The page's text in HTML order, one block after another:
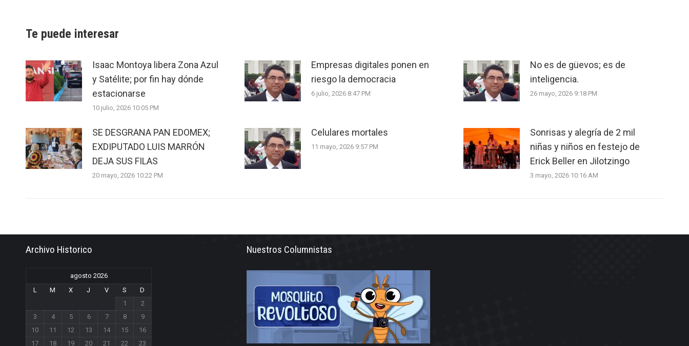
Te puede interesar
Isaac Montoya libera Zona Azul
y Satélite; por fin hay dónde
estacionarse
10 julio, 2026 10:05 PM
Empresas digitales ponen en
riesgo la democracia
6 julio, 2026 8:47 PM
No es de güevos; es de
inteligencia.
26 mayo, 2026 9:18 PM
SE DESGRANA PAN EDOMEX;
EXDIPUTADO LUIS MARRÓN
DEJA SUS FILAS
20 mayo, 2026 10:22 PM
Celulares mortales
11 mayo, 2026 9:57 PM
Sonrisas y alegría de 2 mil
niñas y niños en festejo de
Erick Beller en Jilotzingo
3 mayo, 2026 10:16 AM
Archivo Historico
agosto 2026
L
M X J V S
D
1
2
3
4 5 6 7 8
9
10
11 12 13 14 15
16
17
18 19 20 21 22 23
Nuestros Columnistas